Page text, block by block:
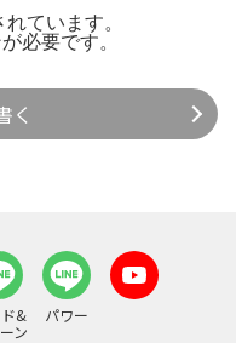
ています。
が必要です。
く
&
ン
パワー